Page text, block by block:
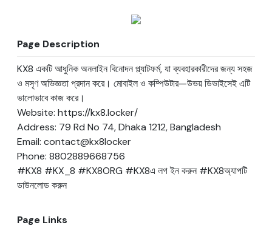
Page Description
KX8 একটি আধুনিক অনলাইন বিনোদন প্ল্যাটফর্ম, যা ব্যবহারকারীদের জন্য সহজ
ও মসৃণ অভিজ্ঞতা প্রদান করে। মোবাইল ও কম্পিউটার—উভয় ডিভাইসেই এটি
ভালোভাবে কাজ করে।
Website: https://kx8.locker/
Address: 79 Rd No 74, Dhaka 1212, Bangladesh
Email: contact@kx8locker
Phone: 8802889668756
#KX8 #KX_8 #KX8ORG #KX8এ লগ ইন করুন #KX8অ্যাপটি
ডাউনলোড করুন
Page Links